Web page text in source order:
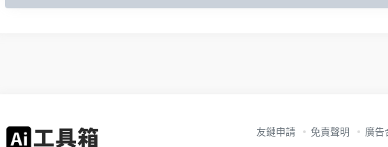
友鏈申請 免責聲明 廣告